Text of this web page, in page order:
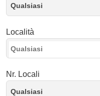
Qualsiasi
Località
Nr. Locali
Qualsiasi